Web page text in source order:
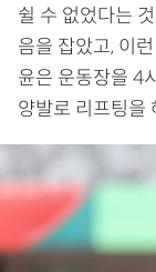
쉴 수 없었다는
음을 잡았고, 이
윤은 운동장을 4
양발로 리프팅을